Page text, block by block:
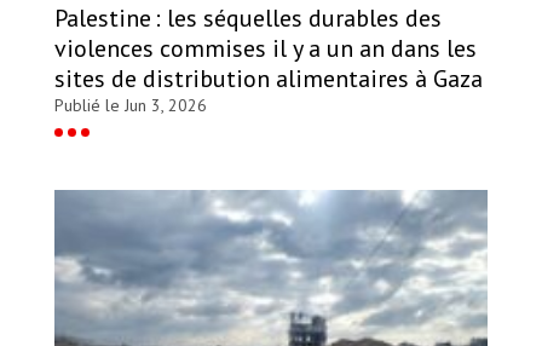
Palestine : les séquelles durables des
violences commises il y a un an dans les
sites de distribution alimentaires à Gaza
Publié le Jun 3, 2026